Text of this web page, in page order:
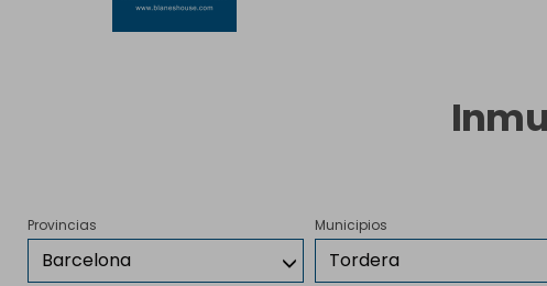
Provincias
Barcelona
Municipios
Tordera